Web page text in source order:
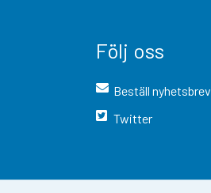
Följ oss
Beställ nyhetsbrev
Twitter